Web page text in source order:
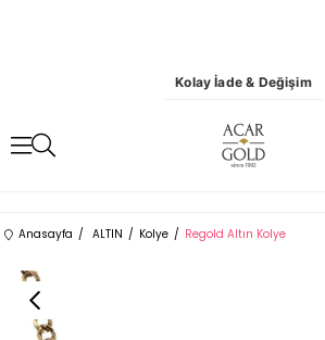
Kolay İade & Değişim
Anasayfa ALTIN Kolye Regold Altın Kolye